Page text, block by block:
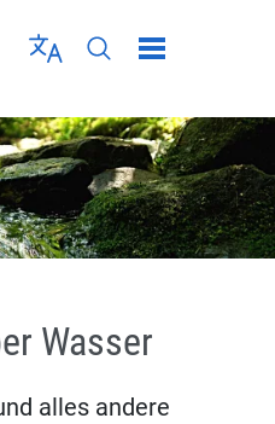
Sprache wählen
Seiten-Suche
Menü schließen
Wasser
alles andere